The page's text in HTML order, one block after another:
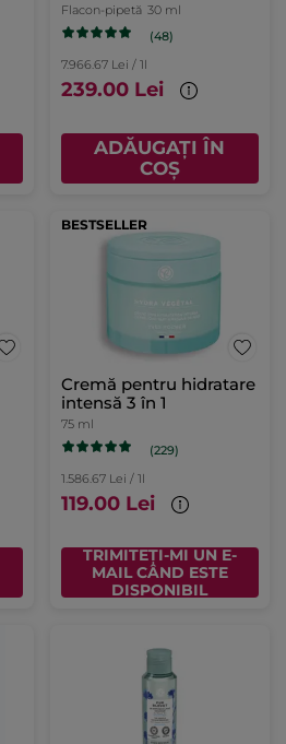
Flacon-pipetă 30 ml
(48)
7.966.67 Lei / 1l
239.00 Lei
ADĂUGAȚI ÎN
COȘ
BESTSELLER
Cremă pentru hidratare
intensă 3 în 1
75 ml
(229)
1.586.67 Lei / 1l
119.00 Lei
TRIMITEȚI-MI UN E-
MAIL CÂND ESTE
DISPONIBIL